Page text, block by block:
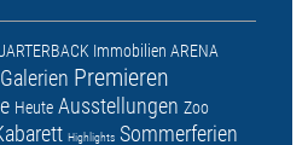
Immobilien ARENA
Galerien Premieren
Heute Ausstellungen Zoo
Highlights Sommerferien